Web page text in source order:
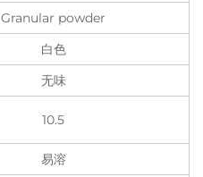
Granular powder
白色
无味
10.5
易溶